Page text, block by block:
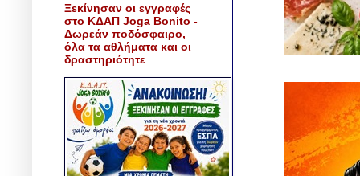
Ξεκίνησαν οι εγγραφές
στο ΚΔΑΠ Joga Bonito -
Δωρεάν ποδόσφαιρο,
όλα τα αθλήματα και οι
δραστηριότητε